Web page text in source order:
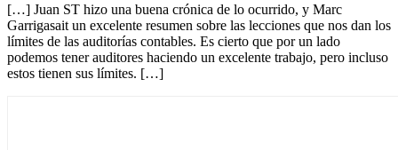
[…] Juan ST hizo una buena crónica de lo ocurrido, y Marc
Garrigasait un excelente resumen sobre las lecciones que nos dan los
límites de las auditorías contables. Es cierto que por un lado
podemos tener auditores haciendo un excelente trabajo, pero incluso
estos tienen sus límites. […]